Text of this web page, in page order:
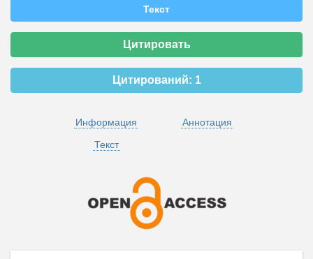
Текст
Цитировать
Цитирований: 1
Информация
Аннотация
Текст